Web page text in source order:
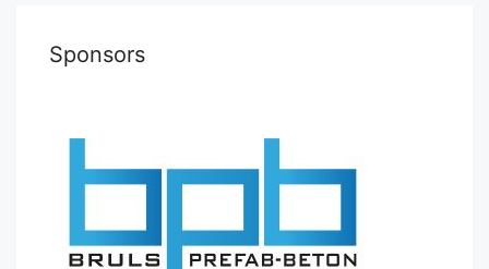
Sponsors